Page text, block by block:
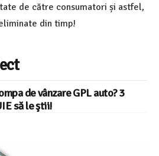
de către consumatori și astfel,
din timp!
de vânzare GPL auto? 3
să le ştii!